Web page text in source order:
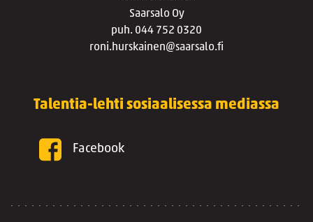
Saarsalo Oy
puh. 044 752 0320
roni.hurskainen@saarsalo.fi
Talentia-lehti sosiaalisessa mediassa
Facebook